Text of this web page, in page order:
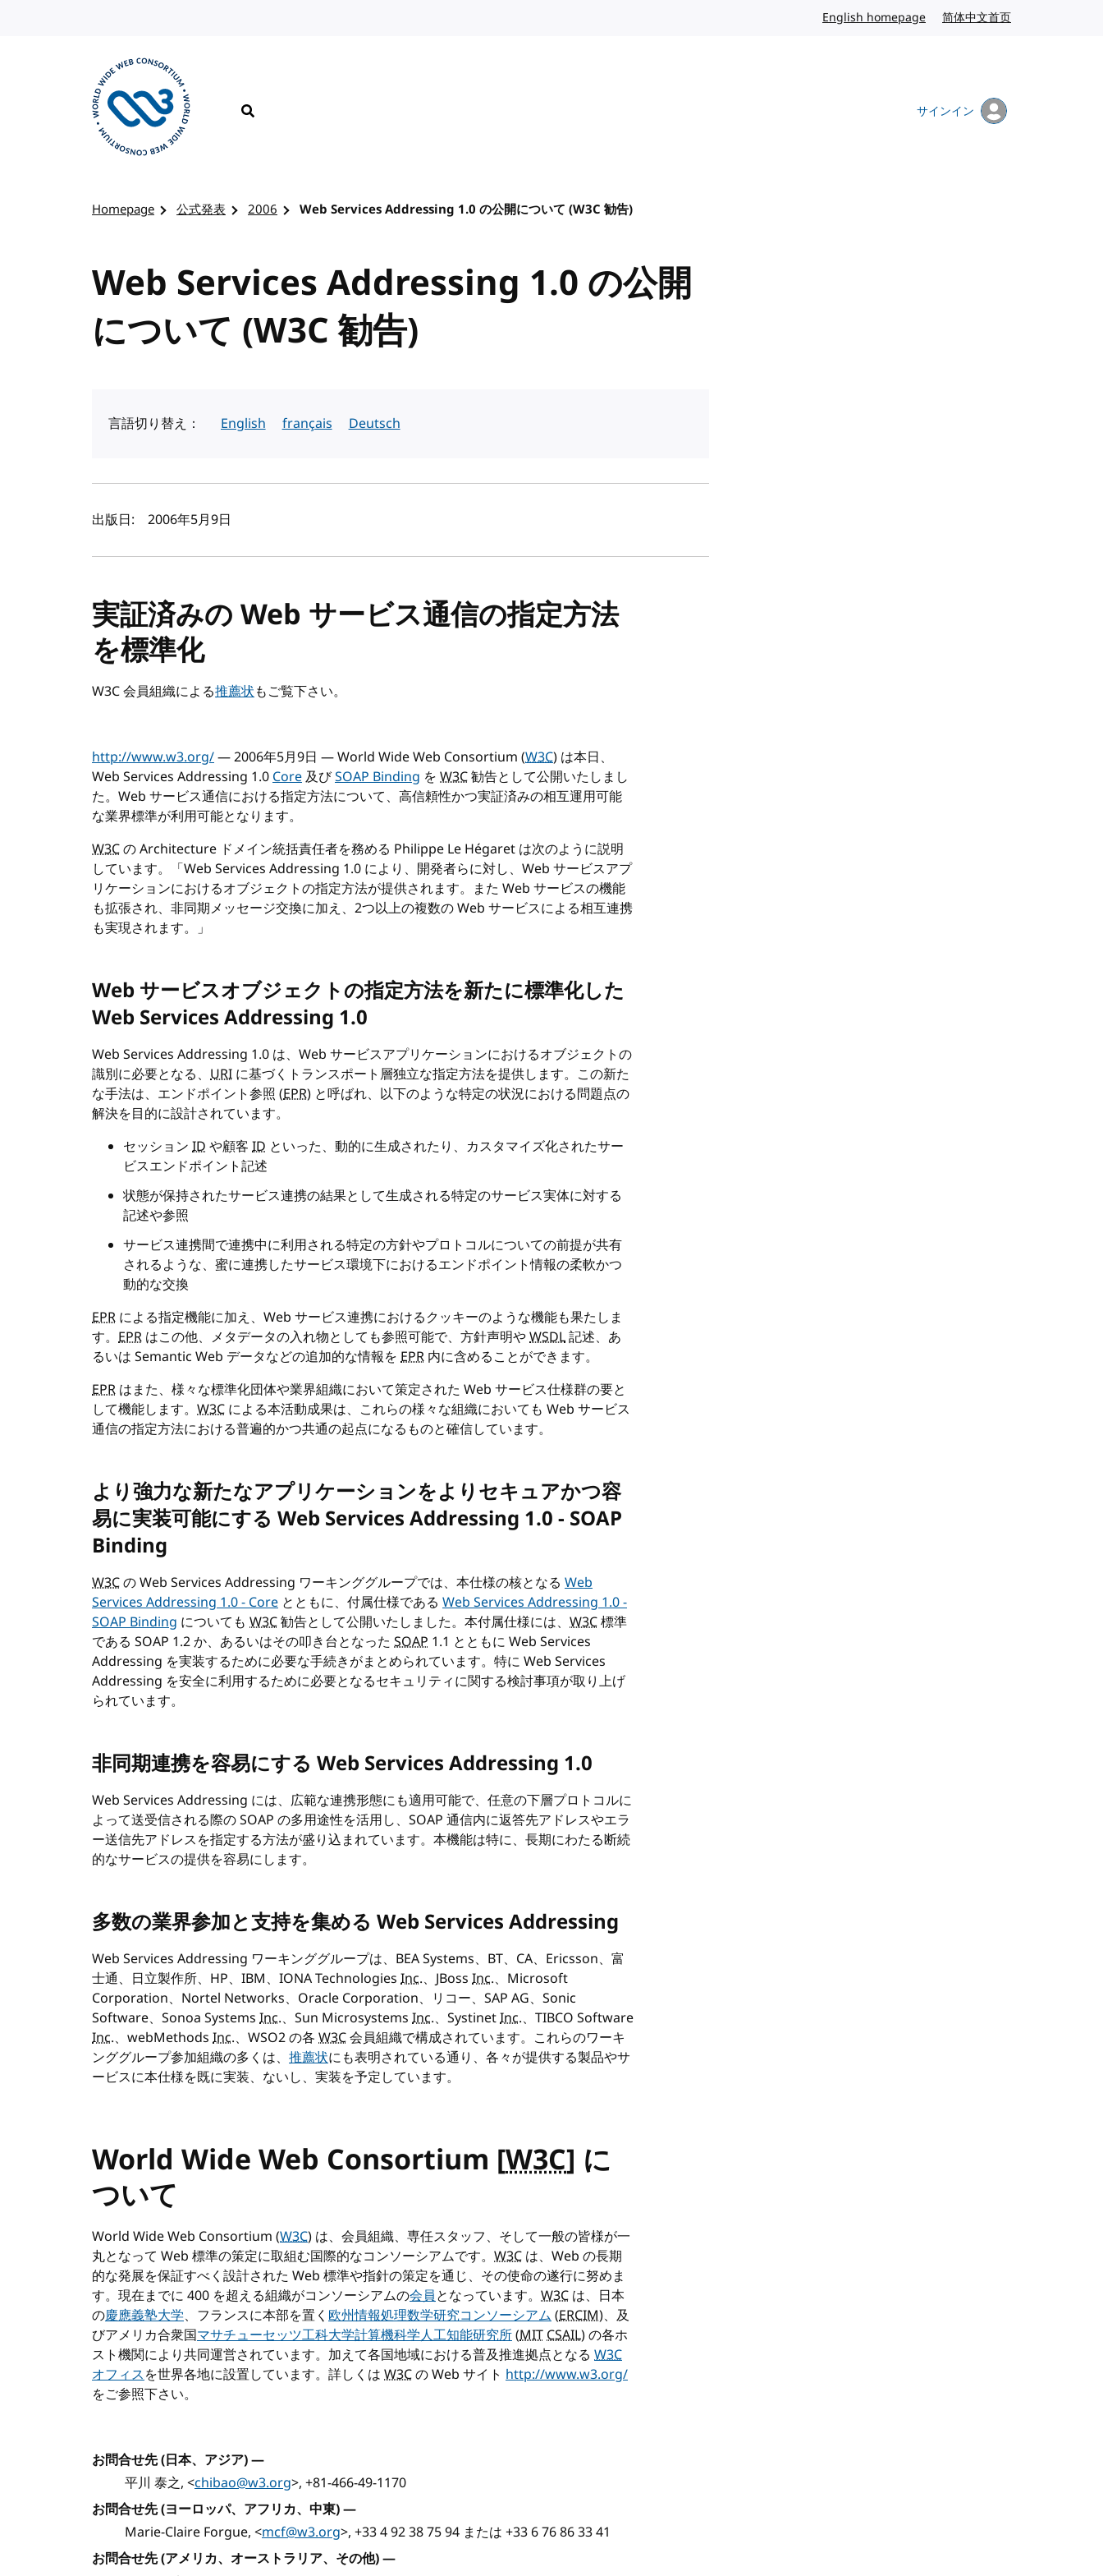
English homepage 英語简体中文首页
検索
サインイン
Homepage 公式発表 2006 Web Services Addressing 1.0 の公開について (W3C 勧告)
Web Services Addressing 1.0 の公開
について (W3C 勧告)
言語切り替え： English français Deutsch
著者と公開日
出版日: 2006年5月9日
実証済みの Web サービス通信の指定方法
を標準化
W3C 会員組織による推薦状もご覧下さい。
http://www.w3.org/— 2006年5月9日 — World Wide Web Consortium (W3C) は本日、
Web Services Addressing 1.0Core及びSOAP Binding を W3C勧告として公開いたしまし
た。Web サービス通信における指定方法について、高信頼性かつ実証済みの相互運用可能
な業界標準が利用可能となります。
W3Cの Architecture ドメイン統括責任者を務める Philippe Le Hégaret は次のように説明
しています。「Web Services Addressing 1.0 により、開発者らに対し、Web サービスアプ
リケーションにおけるオブジェクトの指定方法が提供されます。また Web サービスの機能
も拡張され、非同期メッセージ交換に加え、2つ以上の複数の Web サービスによる相互連携
も実現されます。」
Web サービスオブジェクトの指定方法を新たに標準化した
Web Services Addressing 1.0
Web Services Addressing 1.0 は、Web サービスアプリケーションにおけるオブジェクトの
識別に必要となる、 URI に基づくトランスポート層独立な指定方法を提供します。この新た
な手法は、エンドポイント参照 (EPR) と呼ばれ、以下のような特定の状況における問題点の
解決を目的に設計されています。
セッションID や顧客ID といった、動的に生成されたり、カスタマイズ化されたサー
ビスエンドポイント記述
状態が保持されたサービス連携の結果として生成される特定のサービス実体に対する
記述や参照
サービス連携間で連携中に利用される特定の方針やプロトコルについての前提が共有
されるような、蜜に連携したサービス環境下におけるエンドポイント情報の柔軟かつ
動的な交換
EPR による指定機能に加え、Web サービス連携におけるクッキーのような機能も果たしま
す。 EPR はこの他、メタデータの入れ物としても参照可能で、方針声明やWSDL記述、あ
るいは Semantic Web データなどの追加的な情報を EPR 内に含めることができます。
EPR はまた、様々な標準化団体や業界組織において策定された Web サービス仕様群の要と
して機能します。 W3C による本活動成果は、これらの様々な組織においても Web サービス
通信の指定方法における普遍的かつ共通の起点になるものと確信しています。
より強力な新たなアプリケーションをよりセキュアかつ容
易に実装可能にする Web Services Addressing 1.0 - SOAP
Binding
W3Cの Web Services Addressing ワーキンググループでは、本仕様の核となる Web
Services Addressing 1.0 - Core とともに、付属仕様である Web Services Addressing 1.0 -
SOAP Binding についても W3C勧告として公開いたしました。本付属仕様には、 W3C標準
である SOAP 1.2 か、あるいはその叩き台となった SOAP 1.1 とともに Web Services
Addressing を実装するために必要な手続きがまとめられています。特に Web Services
Addressing を安全に利用するために必要となるセキュリティに関する検討事項が取り上げ
られています。
非同期連携を容易にする Web Services Addressing 1.0
Web Services Addressing には、広範な連携形態にも適用可能で、任意の下層プロトコルに
よって送受信される際の SOAP の多用途性を活用し、SOAP 通信内に返答先アドレスやエラ
ー送信先アドレスを指定する方法が盛り込まれています。本機能は特に、長期にわたる断続
的なサービスの提供を容易にします。
多数の業界参加と支持を集める Web Services Addressing
Web Services Addressing ワーキンググループは、BEA Systems、BT、CA、Ericsson、富
士通、日立製作所、HP、IBM、IONA Technologies Inc.、JBoss Inc.、Microsoft
Corporation、Nortel Networks、Oracle Corporation、リコー、SAP AG、Sonic
Software、Sonoa Systems Inc.、Sun Microsystems Inc.、SystinetInc.、TIBCO Software
Inc.、webMethods Inc.、WSO2 の各 W3C会員組織で構成されています。これらのワーキ
ンググループ参加組織の多くは、 推薦状にも表明されている通り、各々が提供する製品やサ
ービスに本仕様を既に実装、ないし、実装を予定しています。
World Wide Web Consortium [W3C] に
ついて
World Wide Web Consortium (W3C) は、会員組織、専任スタッフ、そして一般の皆様が一
丸となって Web 標準の策定に取組む国際的なコンソーシアムです。 W3C は、Web の長期
的な発展を保証すべく設計された Web 標準や指針の策定を通じ、その使命の遂行に努めま
す。現在までに 400 を超える組織がコンソーシアムの会員となっています。 W3C は、日本
の慶應義塾大学、フランスに本部を置く 欧州情報処理数学研究コンソーシアム(ERCIM)、及
びアメリカ合衆国マサチューセッツ工科大学計算機科学人工知能研究所(MITCSAIL) の各ホ
スト機関により共同運営されています。加えて各国地域における普及推進拠点となる W3C
オフィスを世界各地に設置しています。詳しくは W3Cの Web サイト http://www.w3.org/
をご参照下さい。
お問合せ先 (日本、アジア)—
平川 泰之, <chibao@w3.org>, +81-466-49-1170
お問合せ先 (ヨーロッパ、アフリカ、中東)—
Marie-Claire Forgue, <mcf@w3.org>, +33 4 92 38 75 94 または +33 6 76 86 33 41
お問合せ先 (アメリカ、オーストラリア、その他)—